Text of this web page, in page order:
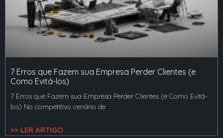
7 Erros que Fazem sua Empresa Perder Clientes (e
Como Evitá-los)
7 Erros que Fazem sua Empresa Perder Clientes (e Como Evitá-
los) No competitivo cenário de
>> LER ARTIGO